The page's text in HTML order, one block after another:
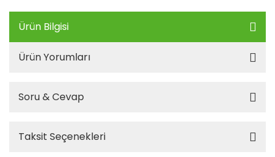
Ürün Bilgisi
Ürün Yorumları
Soru & Cevap
Taksit Seçenekleri